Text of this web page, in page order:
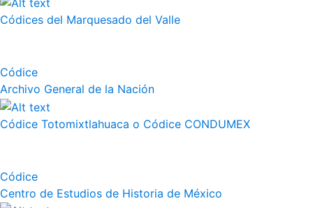
Códices del Marquesado del Valle
Códice
Archivo General de la Nación
Códice Totomixtlahuaca o Códice CONDUMEX
Códice
Centro de Estudios de Historia de México